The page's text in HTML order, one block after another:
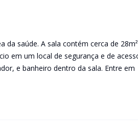
da saúde. A sala contém cerca de
em um local de segurança e de
e banheiro dentro da sala. Entre em